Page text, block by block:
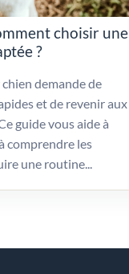
choisir une
?
demande de
et de revenir aux
guide vous aide à
comprendre les
une routine...